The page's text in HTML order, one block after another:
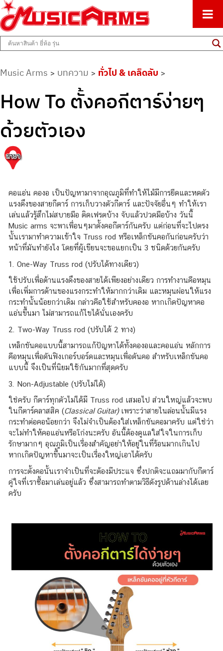
Music Arms
ศูนย์รวมครื่องดนตรีทุกชนิด ตั้งแต่เริ่มต้นถึงมืออาชีพ
Music Arms > บทความ > ทั่วไป & เคล็ดลับ >
How To ตั้งคอกีตาร์ง่ายๆ
ด้วยตัวเอง
คอแอ่น คองอ เป็นปัญหามาจากอุณภูมิที่ทำให้ไม้มีการยืดและหดตัว
แรงดึงของสายกีตาร์ การเก็บวางตัวกีตาร์ และปัจจัยอื่นๆ ทำให้เรา
เล่นแล้วรู้สึกไม่สบายมือ ติดเฟรตบ้าง จับแล้วปวดมือบ้าง วันนี้
Music arms จะพาเพื่อนๆมาตั้งคอกีตาร์กันครับ แต่ก่อนที่จะไปตรง
นั้นเรามาทำความเข้าใจ Truss rod หรือเหล็กขันคอกันก่อนครับว่า
หน้าที่มันทำยังไง โดยที่ผู้เขียนจะขอแยกเป็น 3 ชนิดด้วยกันครับ
1. One-Way Truss rod (ปรับได้ทางเดียว)
ใช้ปรับเพื่อต้านแรงดึงของสายได้เพียงอย่างเดียว การทำงานคือหมุน
เพื่อเพิ่มการต้านของแรงกระทำให้มากกว่าเดิม และหมุนผ่อนให้แรง
กระทำนั้นน้อยกว่าเดิม กล่าวคือใช้สำหรับคองอ หากเกิดปัญหาคอ
แอ่นขึ้นมา ไม่สามารถแก้ไขได้นั่นเองครับ
2. Two-Way Truss rod (ปรับได้ 2 ทาง)
เหล็กขันคอแบบนี้สามารถแก้ปัญหาได้ทั้งคองอและคอแอ่น หลักการ
คือหมุนเพื่อดันฟิงเกอร์บอร์ดและหมุนเพื่อดันคอ สำหรับเหล็กขันคอ
แบบนี้ จึงเป็นที่นิยมใช้กันมากที่สุดครับ
3. Non-Adjustable (ปรับไม่ได้)
ใช่ครับ กีตาร์ทุกตัวไม่ได้มี Truss rod เสมอไป ส่วนใหญ่แล้วจะพบ
ในกีตาร์คลาสสิค (Classical Guitar) เพราะว่าสายไนล่อนนั้นมีแรง
กระทำต่อคอน้อยกว่า จึงไม่จำเป็นต้องใส่เหล็กขันคอมาครับ แต่ใช่ว่า
จะไม่ทำให้คอแอ่นหรือโก่งนะครับ อันนี้ต้องดูแลใส่ใจในการเก็บ
รักษามากๆ อุณภูมิเป็นเรื่องสำคัญอย่าให้อยู่ในที่ร้อนมากเกินไป
หากเกิดปัญหาขึ้นมาจะเป็นเรื่องใหญ่เอาได้ครับ
การจะตั้งคอนั้นเราจำเป็นที่จะต้องมีประแจ ซึ่งปกติจะแถมมากับกีตาร์
คู่ใจที่เราซื้อมาเล่นอยู่แล้ว ซึ่งสามารถทำตามวิธีดังรูปด้านล่างได้เลย
ครับ